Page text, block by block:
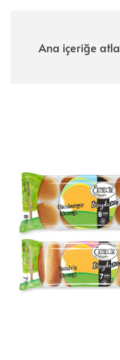
Ana içeriğe atla